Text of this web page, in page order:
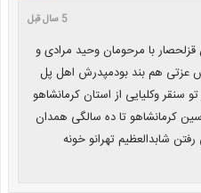
5 سال قبل
قزلحصار با مرحومان وحید مرادی و
عزتی هم بند بودمپدرش اهل پل
سنقر وکلیایی از استان کرمانشاهو
کرمانشاهو تا ده سالگی همدان
شابدالعظیم تهرانو خونه